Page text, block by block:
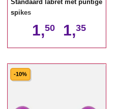
Standaard labret met puntige
spikes
1,50 1,35
-10%